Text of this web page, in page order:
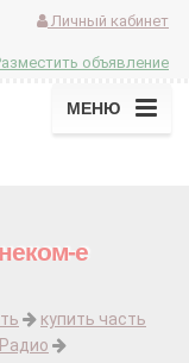
Личный кабинет
объявление
МЕНЮ
е
купить часть